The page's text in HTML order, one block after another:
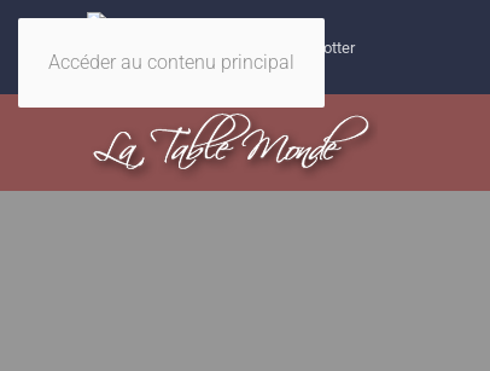
Accéder au contenu principal
32 recettes magiques Harry Potter